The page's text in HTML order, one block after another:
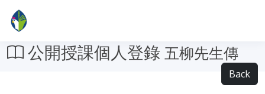
公開授課個人登錄 五柳先生傳
Back